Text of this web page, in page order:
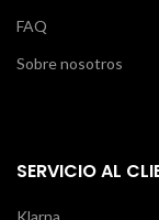
FAQ
Sobre nosotros
SERVICIO AL